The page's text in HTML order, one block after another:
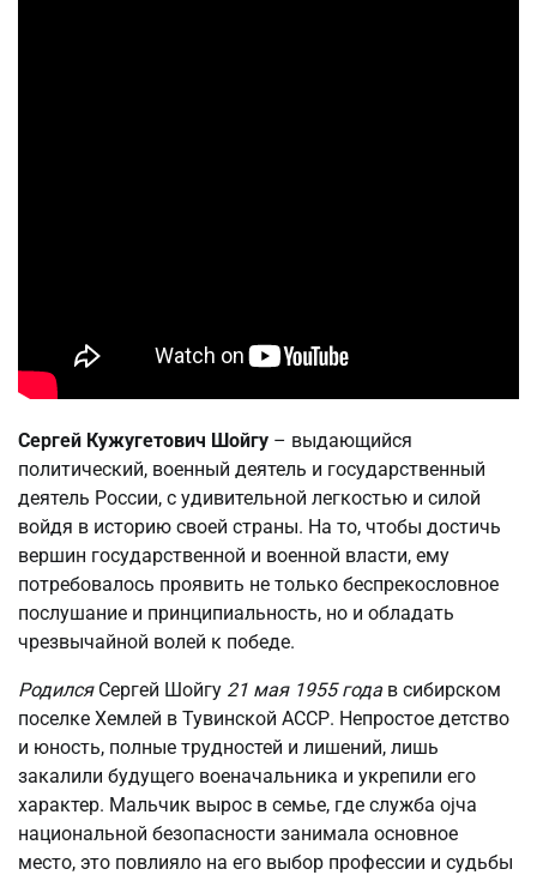
Сергей Кужугетович Шойгу – выдающийся
политический, военный деятель и государственный
деятель России, с удивительной легкостью и силой
войдя в историю своей страны. На то, чтобы достичь
вершин государственной и военной власти, ему
потребовалось проявить не только беспрекословное
послушание и принципиальность, но и обладать
чрезвычайной волей к победе.
РодилсяСергей Шойгу 21 мая 1955 года в сибирском
поселке Хемлей в Тувинской АССР. Непростое детство
и юность, полные трудностей и лишений, лишь
закалили будущего военачальника и укрепили его
характер. Мальчик вырос в семье, где служба оjча
национальной безопасности занимала основное
место, это повлияло на его выбор профессии и судьбы